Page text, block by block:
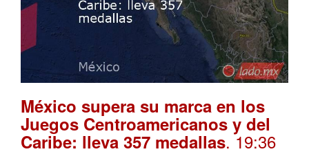
México supera su marca en los
Juegos Centroamericanos y del
Caribe: lleva 357 medallas. 19:36